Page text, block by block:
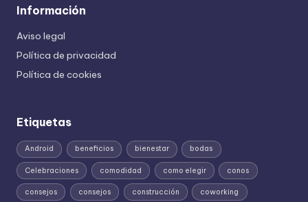
Información
Aviso legal
Política de privacidad
Política de cookies
Etiquetas
Android beneficios bienestar bodas
Celebraciones comodidad como elegir conos
consejos consejos construcción coworking